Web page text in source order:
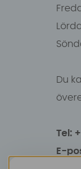
Du
Tel:
E-